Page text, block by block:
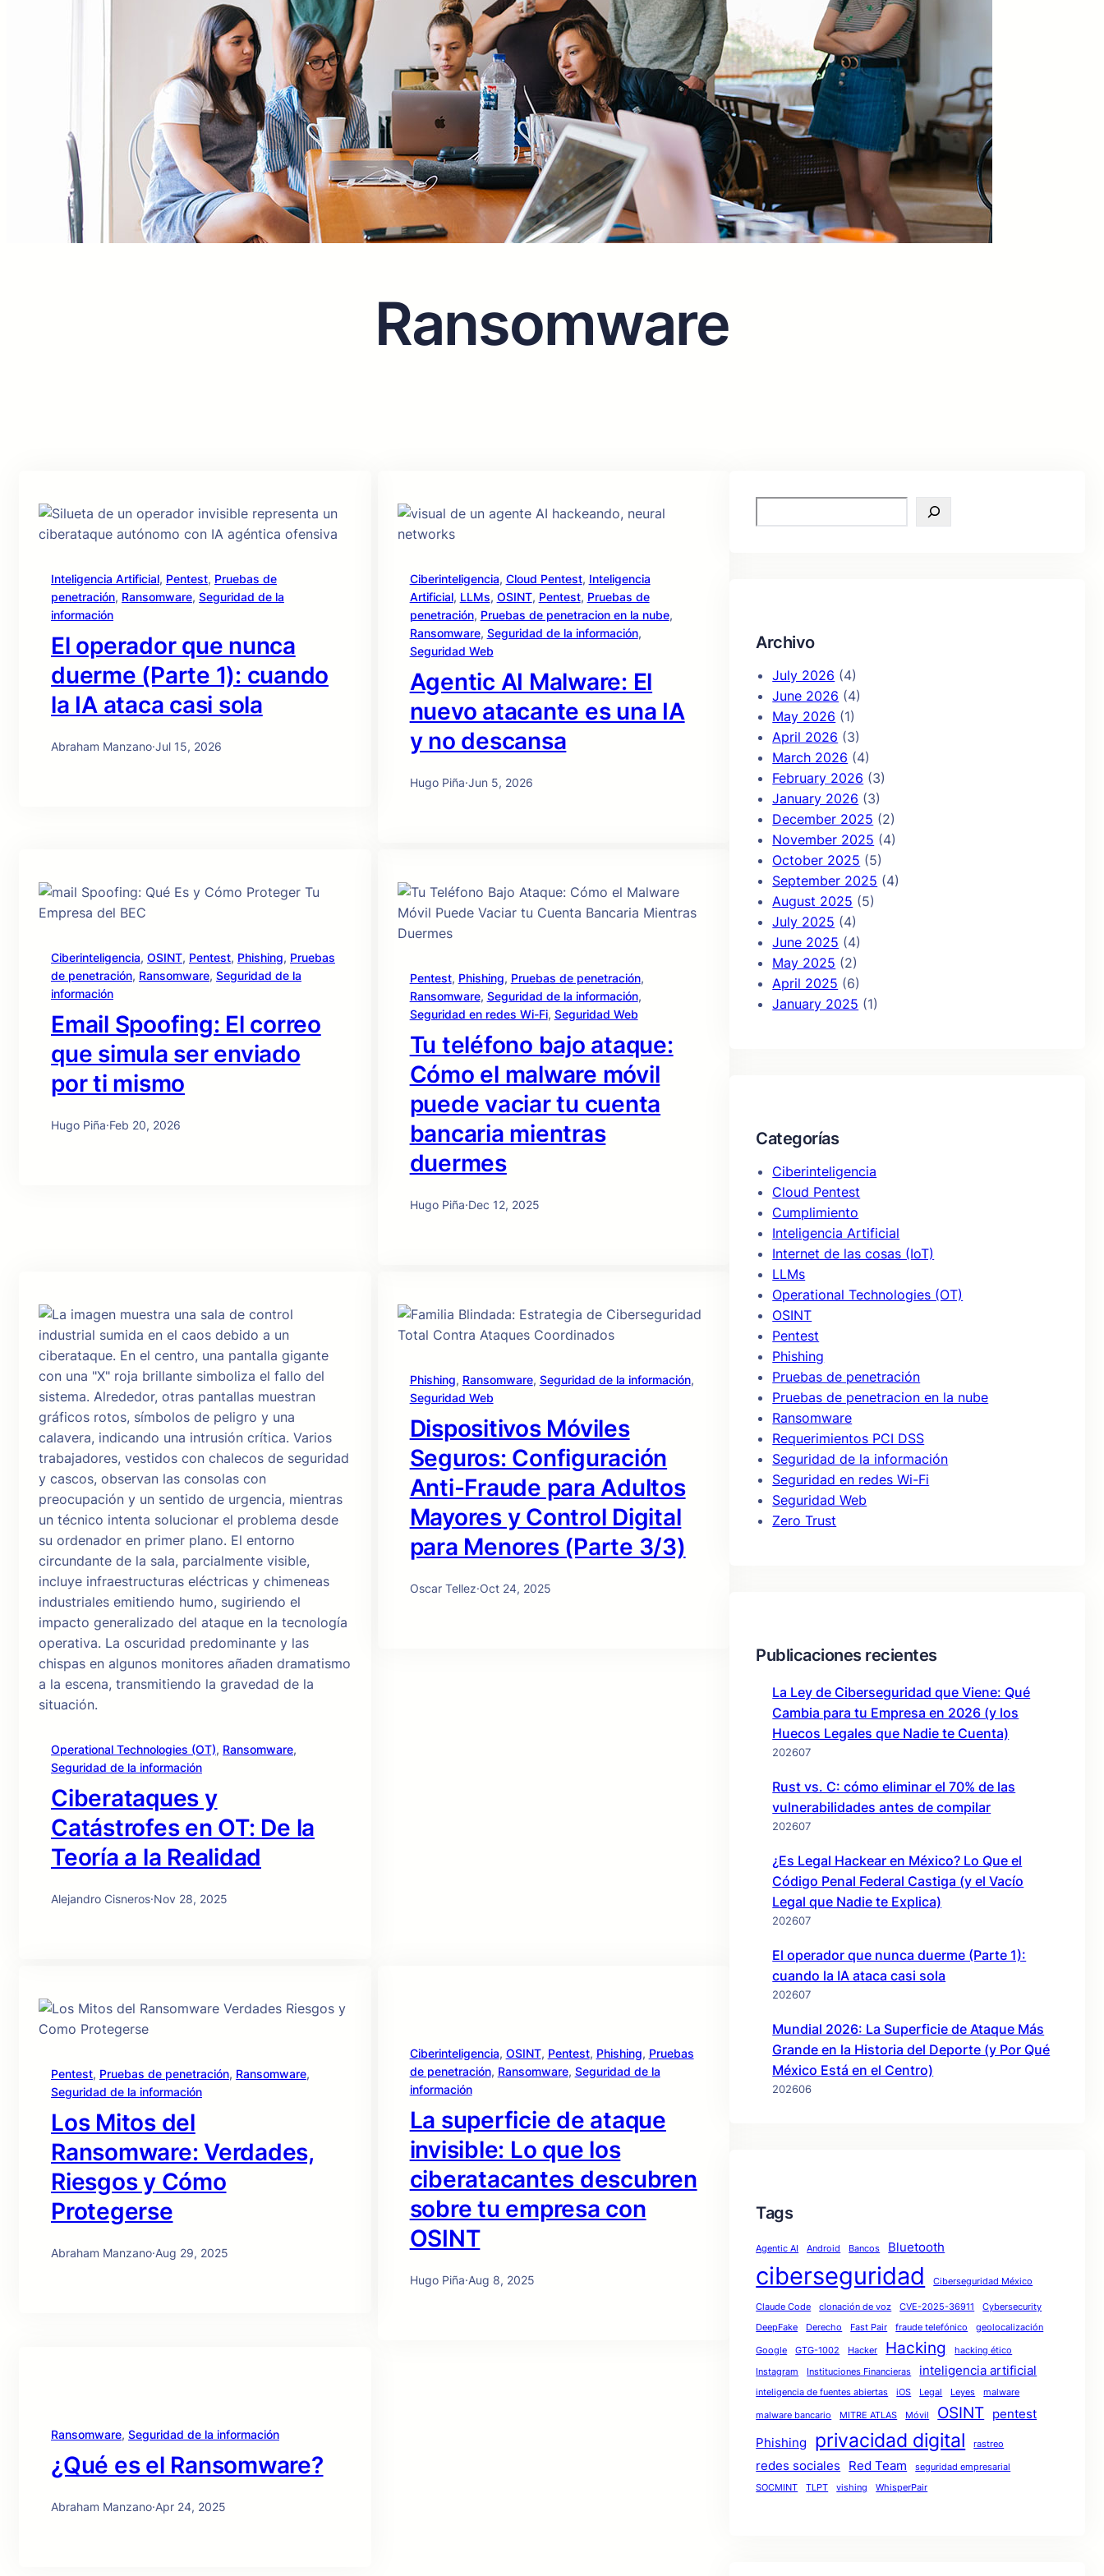
Ransomware
Inteligencia Artificial, Pentest, Pruebas de
penetración, Ransomware, Seguridad de la
información
El operador que nunca
duerme (Parte 1): cuando
la IA ataca casi sola
Abraham Manzano·Jul 15, 2026
Ciberinteligencia, Cloud Pentest, Inteligencia
Artificial, LLMs, OSINT, Pentest, Pruebas de
penetración, Pruebas de penetracion en la nube
Ransomware, Seguridad de la información
Seguridad Web
Agentic AI Malware: El
nuevo atacante es una IA
y no descansa
Hugo Piña·Jun 5, 2026
Ciberinteligencia, OSINT, Pentest, Phishing, Pruebas
de penetración, Ransomware, Seguridad de la
información
Email Spoofing: El correo
que simula ser enviado
por ti mismo
Hugo Piña·Feb 20, 2026
Pentest, Phishing, Pruebas de penetración
Ransomware, Seguridad de la información
Seguridad en redes Wi-Fi, Seguridad Web
Tu teléfono bajo ataque:
Cómo el malware móvil
puede vaciar tu cuenta
bancaria mientras
duermes
Hugo Piña·Dec 12, 2025
Operational Technologies (OT), Ransomware
Seguridad de la información
Ciberataques y
Catástrofes en OT: De la
Teoría a la Realidad
Alejandro Cisneros·Nov 28, 2025
Phishing, Ransomware, Seguridad de la información
Seguridad Web
Dispositivos Móviles
Seguros: Configuración
Anti-Fraude para Adultos
Mayores y Control Digital
para Menores (Parte 3/3)
Oscar Tellez·Oct 24, 2025
Pentest, Pruebas de penetración, Ransomware
Seguridad de la información
Los Mitos del
Ransomware: Verdades,
Riesgos y Cómo
Protegerse
Abraham Manzano·Aug 29, 2025
Ciberinteligencia, OSINT, Pentest, Phishing, Pruebas
de penetración, Ransomware, Seguridad de la
información
La superficie de ataque
invisible: Lo que los
ciberatacantes descubren
sobre tu empresa con
OSINT
Hugo Piña·Aug 8, 2025
Ransomware, Seguridad de la información
¿Qué es el Ransomware?
Abraham Manzano·Apr 24, 2025
e
Archivo
July 2026 (4)
June 2026 (4)
May 2026 (1)
April 2026 (3)
March 2026 (4)
February 2026 (3)
January 2026 (3)
December 2025 (2)
November 2025 (4)
October 2025 (5)
September 2025 (4)
August 2025 (5)
July 2025 (4)
June 2025 (4)
May 2025 (2)
April 2025 (6)
January 2025 (1)
Categorías
Ciberinteligencia
Cloud Pentest
Cumplimiento
Inteligencia Artificial
Internet de las cosas (IoT)
LLMs
Operational Technologies (OT)
OSINT
Pentest
Phishing
Pruebas de penetración
Pruebas de penetracion en la nube
Ransomware
Requerimientos PCI DSS
Seguridad de la información
Seguridad en redes Wi-Fi
Seguridad Web
Zero Trust
Publicaciones recientes
La Ley de Ciberseguridad que Viene: Qué
Cambia para tu Empresa en 2026 (y los
Huecos Legales que Nadie te Cuenta)
202607
Rust vs. C: cómo eliminar el 70% de las
vulnerabilidades antes de compilar
202607
¿Es Legal Hackear en México? Lo Que el
Código Penal Federal Castiga (y el Vacío
Legal que Nadie te Explica)
202607
El operador que nunca duerme (Parte 1):
cuando la IA ataca casi sola
202607
Mundial 2026: La Superficie de Ataque Más
Grande en la Historia del Deporte (y Por Qué
México Está en el Centro)
202606
Tags
Agentic AI Android Bancos Bluetooth
ciberseguridad Ciberseguridad México
Claude Code clonación de voz CVE-2025-36911
Cybersecurity
DeepFake
Derecho Fast Pair fraude telefónico geolocalización
Google GTG-1002 Hacker Hacking
hacking ético
Instagram
Instituciones Financieras inteligencia artificial
inteligencia de fuentes abiertas iOS Legal Leyes malware
malware bancario MITRE ATLAS Móvil OSINT pentest
Phishing
privacidad digital rastreo
redes sociales Red Team
seguridad empresarial
SOCMINT
TLPT vishing WhisperPair